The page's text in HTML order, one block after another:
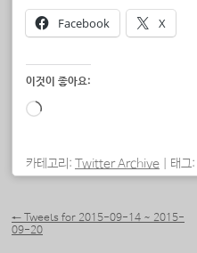
Facebook X
이것이 좋아요:
로
중...
카테고리: Twitter Archive 태그:
← Tweets for 2015-09-14 ~ 2015-
09-20